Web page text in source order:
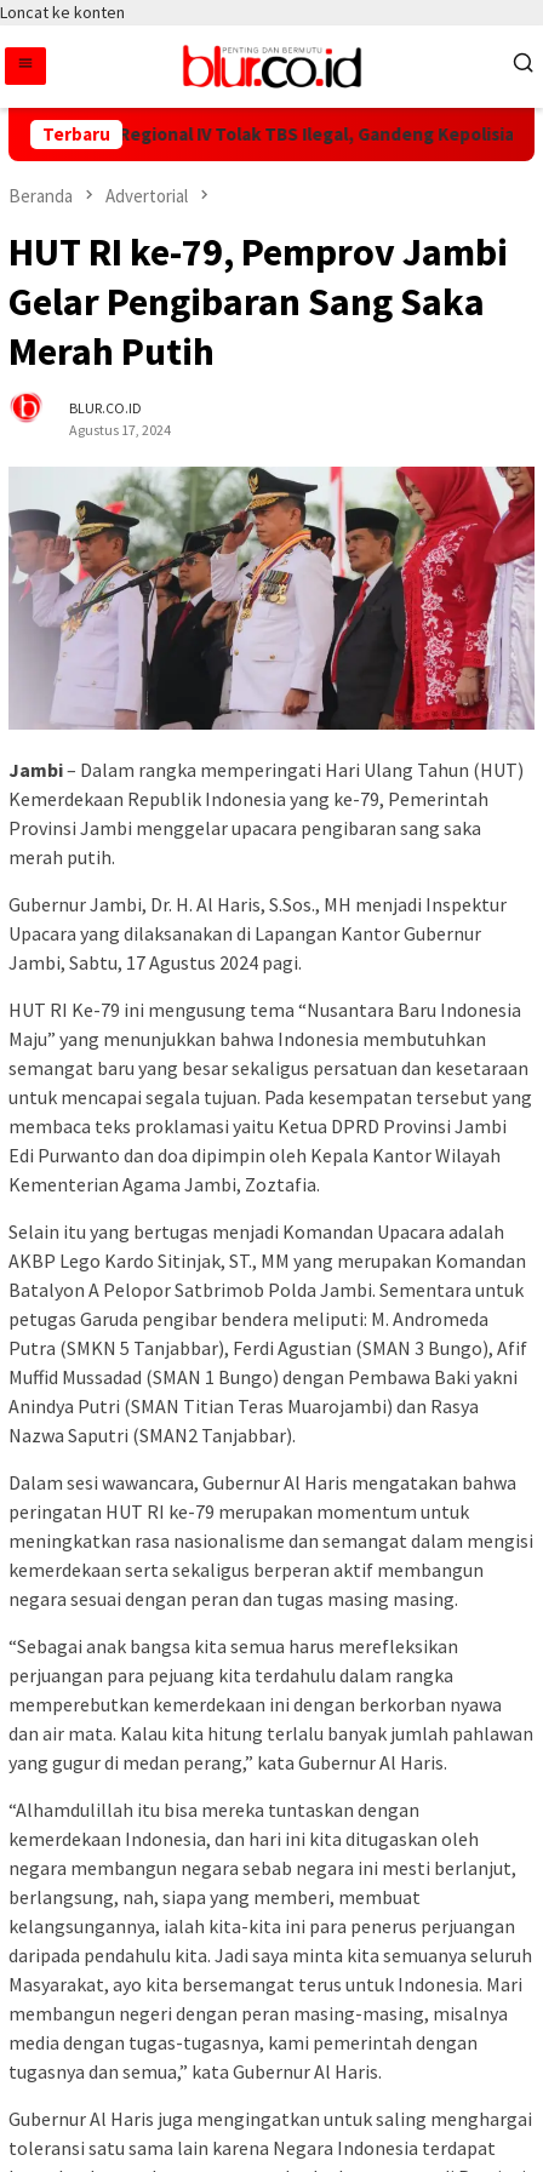
Loncat ke konten
Terbaru
IV Regional IV Tolak TBS Ilegal, Gandeng Kepolisian
Beranda Advertorial
HUT RI ke-79, Pemprov Jambi
Gelar Pengibaran Sang Saka
Merah Putih
BLUR.CO.ID
Agustus 17, 2024
Jambi– Dalam rangka memperingati Hari Ulang Tahun (HUT)
Kemerdekaan Republik Indonesia yang ke-79, Pemerintah
Provinsi Jambi menggelar upacara pengibaran sang saka
merah putih.
Gubernur Jambi, Dr. H. Al Haris, S.Sos., MH menjadi Inspektur
Upacara yang dilaksanakan di Lapangan Kantor Gubernur
Jambi, Sabtu, 17 Agustus 2024 pagi.
HUT RI Ke-79 ini mengusung tema “Nusantara Baru Indonesia
Maju” yang menunjukkan bahwa Indonesia membutuhkan
semangat baru yang besar sekaligus persatuan dan kesetaraan
untuk mencapai segala tujuan. Pada kesempatan tersebut yang
membaca teks proklamasi yaitu Ketua DPRD Provinsi Jambi
Edi Purwanto dan doa dipimpin oleh Kepala Kantor Wilayah
Kementerian Agama Jambi, Zoztafia.
Selain itu yang bertugas menjadi Komandan Upacara adalah
AKBP Lego Kardo Sitinjak, ST., MM yang merupakan Komandan
Batalyon A Pelopor Satbrimob Polda Jambi. Sementara untuk
petugas Garuda pengibar bendera meliputi: M. Andromeda
Putra (SMKN 5 Tanjabbar), Ferdi Agustian (SMAN 3 Bungo), Afif
Muffid Mussadad (SMAN 1 Bungo) dengan Pembawa Baki yakni
Anindya Putri (SMAN Titian Teras Muarojambi) dan Rasya
Nazwa Saputri (SMAN2 Tanjabbar).
Dalam sesi wawancara, Gubernur Al Haris mengatakan bahwa
peringatan HUT RI ke-79 merupakan momentum untuk
meningkatkan rasa nasionalisme dan semangat dalam mengisi
kemerdekaan serta sekaligus berperan aktif membangun
negara sesuai dengan peran dan tugas masing masing.
“Sebagai anak bangsa kita semua harus merefleksikan
perjuangan para pejuang kita terdahulu dalam rangka
memperebutkan kemerdekaan ini dengan berkorban nyawa
dan air mata. Kalau kita hitung terlalu banyak jumlah pahlawan
yang gugur di medan perang,” kata Gubernur Al Haris.
“Alhamdulillah itu bisa mereka tuntaskan dengan
kemerdekaan Indonesia, dan hari ini kita ditugaskan oleh
negara membangun negara sebab negara ini mesti berlanjut,
berlangsung, nah, siapa yang memberi, membuat
kelangsungannya, ialah kita-kita ini para penerus perjuangan
daripada pendahulu kita. Jadi saya minta kita semuanya seluruh
Masyarakat, ayo kita bersemangat terus untuk Indonesia. Mari
membangun negeri dengan peran masing-masing, misalnya
media dengan tugas-tugasnya, kami pemerintah dengan
tugasnya dan semua,” kata Gubernur Al Haris.
Gubernur Al Haris juga mengingatkan untuk saling menghargai
toleransi satu sama lain karena Negara Indonesia terdapat